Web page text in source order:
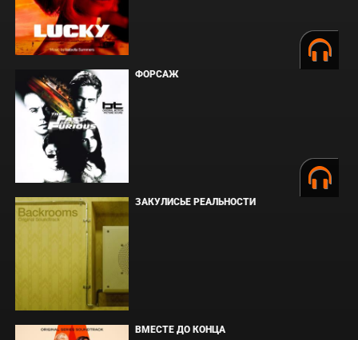
ФОРСАЖ
ЗАКУЛИСЬЕ РЕАЛЬНОСТИ
ВМЕСТЕ ДО КОНЦА